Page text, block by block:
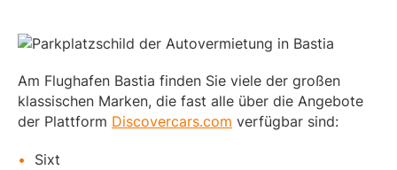
Am Flughafen Bastia finden Sie viele der großen
klassischen Marken, die fast alle über die Angebote
der Plattform Discovercars.com verfügbar sind:
Sixt